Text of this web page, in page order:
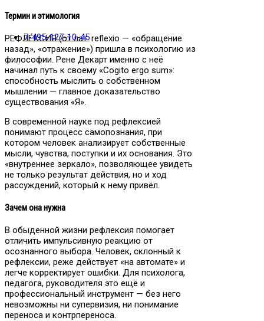
7-495-127-10-45
Термин и этимология
РЕФЛЕ́КСИЯ (от лат. reflexio — «обращение
назад», «отражение») пришла в психологию из
философии. Рене Декарт именно с неё
начинал путь к своему «Cogito ergo sum»:
способность мыслить о собственном
мышлении — главное доказательство
существования «Я».
В современной науке под рефлексией
понимают процесс самопознания, при
котором человек анализирует собственные
мысли, чувства, поступки и их основания. Это
«внутреннее зеркало», позволяющее увидеть
не только результат действия, но и ход
рассуждений, который к нему привёл.
Зачем она нужна
В обыденной жизни рефлексия помогает
отличить импульсивную реакцию от
осознанного выбора. Человек, склонный к
рефлексии, реже действует «на автомате» и
легче корректирует ошибки. Для психолога,
педагога, руководителя это ещё и
профессиональный инструмент — без него
невозможны ни супервизия, ни понимание
переноса и контрпереноса.